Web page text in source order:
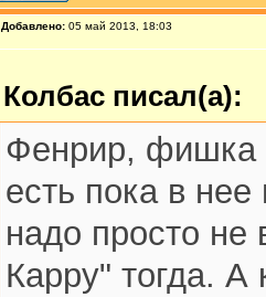
Добавлено: 05 май 2013, 18:03
Колбас писал(а):
Фенрир, фишка
есть пока в
надо просто не
Карру" тогда. А